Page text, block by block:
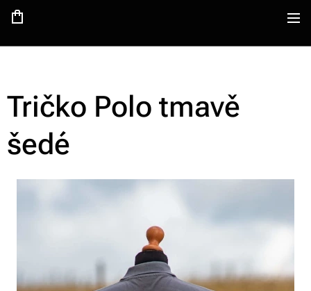
Tričko Polo tmavě
šedé